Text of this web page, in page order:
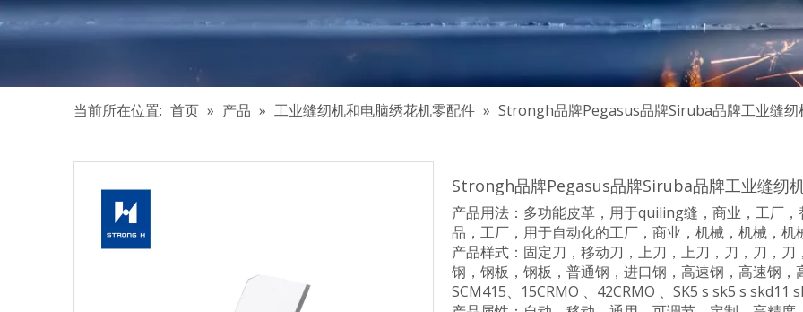
精密翅片刀坯、高精度圆刀和硅溶胶精密铸造
当前所在位置: 首页 » 产品 » 工业缝纫机和电脑绣花机零配件 » Strongh品牌Pegasus品牌Siruba品牌工业缝纫
Strongh品牌Pegasus品牌Siruba品牌工业缝纫
产品用法：多功能皮革，用于quiling缝，商业，工厂
品，工厂，用于自动化的工厂，商业，机械，机械，机
产品样式：固定刀，移动刀，上刀，上刀，刀，刀，
钢，钢板，钢板，普通钢，进口钢，高速钢，高速钢，
SCM415、15CRMO 、42CRMO 、SK5 s sk5 s